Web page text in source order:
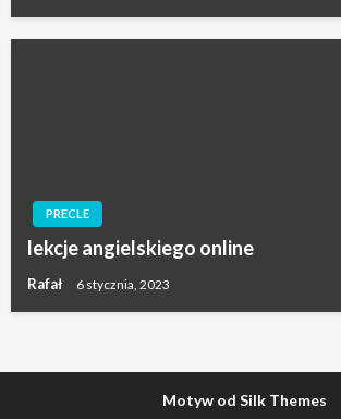
PRECLE
lekcje angielskiego online
Rafał 6 stycznia, 2023
Motyw od Silk Themes